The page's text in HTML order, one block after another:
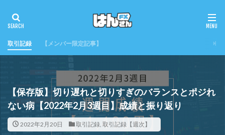
取引記録 【メンバー限定記事】
【保存版】切り遅れと切りすぎのバランスとポジれ
ない病【2022年2月3週目】成績と振り返り
2022年2月20日 取引記録, 取引記録【週次】